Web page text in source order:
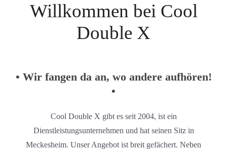
Willkommen bei Cool
Double X
• Wir fangen da an, wo andere aufhören!
•
Cool Double X gibt es seit 2004, ist ein
Dienstleistungsunternehmen und hat seinen Sitz in
Meckesheim. Unser Angebot ist breit gefächert. Neben